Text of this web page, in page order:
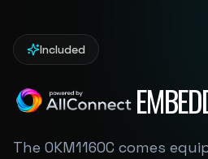
Included
The OKM1160C comes